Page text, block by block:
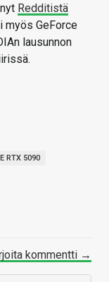
Redditistä
myös GeForce
lausunnon
RTX 5090
kommentti →